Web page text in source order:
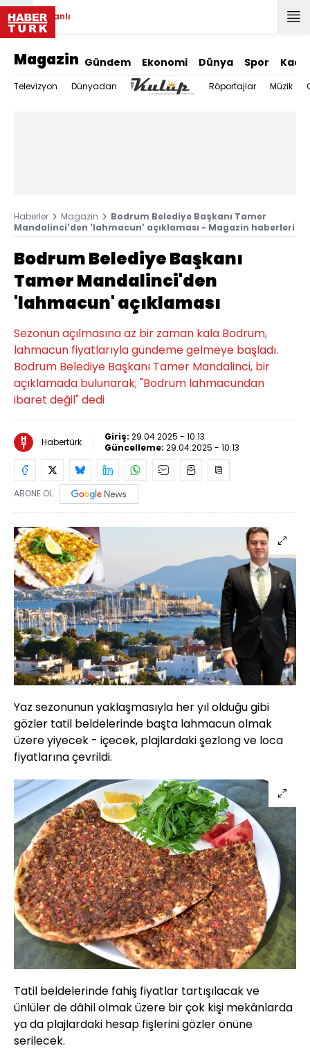
Canlı
Magazin Gündem Ekonomi Dünya Spor
Televizyon Dünyadan Röportajlar Müzik
Haberler Magazin
Bodrum Belediye Başkanı Tamer
Mandalinci'den 'lahmacun' açıklaması - Magazin haberleri
Bodrum Belediye Başkanı
Tamer Mandalinci'den
'lahmacun' açıklaması
Sezonun açılmasına az bir zaman kala Bodrum,
lahmacun fiyatlarıyla gündeme gelmeye başladı.
Bodrum Belediye Başkanı Tamer Mandalinci, bir
açıklamada bulunarak; "Bodrum lahmacundan
ibaret değil" dedi
Habertürk Giriş: 29.04.2025 - 10:13
Güncelleme: 29.04.2025 - 10:13
ABONE OL
Yaz sezonunun yaklaşmasıyla her yıl olduğu gibi
gözler tatil beldelerinde başta lahmacun olmak
üzere yiyecek - içecek, plajlardaki şezlong ve loca
fiyatlarına çevrildi.
Tatil beldelerinde fahiş fiyatlar tartışılacak ve
ünlüler de dâhil olmak üzere bir çok kişi mekânlarda
ya da plajlardaki hesap fişlerini gözler önüne
serilecek.